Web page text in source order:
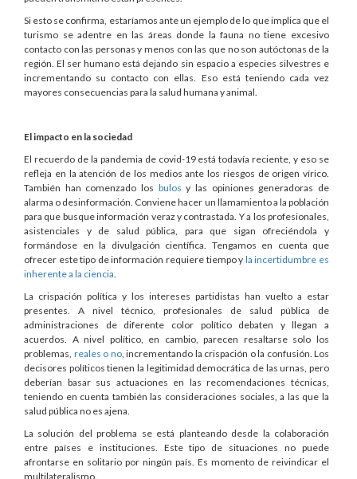
Si esto se confirma, estaríamos ante un ejemplo de lo que implica que el
turismo se adentre en las áreas donde la fauna no tiene excesivo
contacto con las personas y menos con las que no son autóctonas de la
región. El ser humano está dejando sin espacio a especies silvestres e
incrementando su contacto con ellas. Eso está teniendo cada vez
mayores consecuencias para la salud humana y animal.
El impacto en la sociedad
El recuerdo de la pandemia de covid-19 está todavía reciente, y eso se
refleja en la atención de los medios ante los riesgos de origen vírico.
También han comenzado los bulos y las opiniones generadoras de
alarma o desinformación. Conviene hacer un llamamiento a la población
para que busque información veraz y contrastada. Y a los profesionales,
asistenciales y de salud pública, para que sigan ofreciéndola y
formándose en la divulgación científica. Tengamos en cuenta que
ofrecer este tipo de información requiere tiempo y la incertidumbre es
inherente a la ciencia
La crispación política y los intereses partidistas han vuelto a estar
presentes. A nivel técnico, profesionales de salud pública de
administraciones de diferente color político debaten y llegan a
acuerdos. A nivel político, en cambio, parecen resaltarse solo los
problemas, reales o no, incrementando la crispación o la confusión. Los
decisores políticos tienen la legitimidad democrática de las urnas, pero
deberían basar sus actuaciones en las recomendaciones técnicas,
teniendo en cuenta también las consideraciones sociales, a las que la
salud pública no es ajena.
La solución del problema se está planteando desde la colaboración
entre países e instituciones. Este tipo de situaciones no puede
afrontarse en solitario por ningún país. Es momento de reivindicar el
multilateralismo.